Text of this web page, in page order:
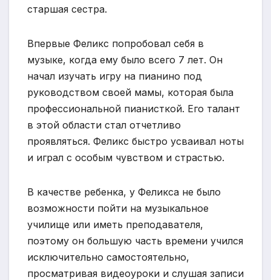
старшая сестра.
Впервые Феликс попробовал себя в
музыке, когда ему было всего 7 лет. Он
начал изучать игру на пианино под
руководством своей мамы, которая была
профессиональной пианисткой. Его талант
в этой области стал отчетливо
проявляться. Феликс быстро усваивал ноты
и играл с особым чувством и страстью.
В качестве ребенка, у Феликса не было
возможности пойти на музыкальное
училище или иметь преподавателя,
поэтому он большую часть времени учился
исключительно самостоятельно,
просматривая видеоуроки и слушая записи